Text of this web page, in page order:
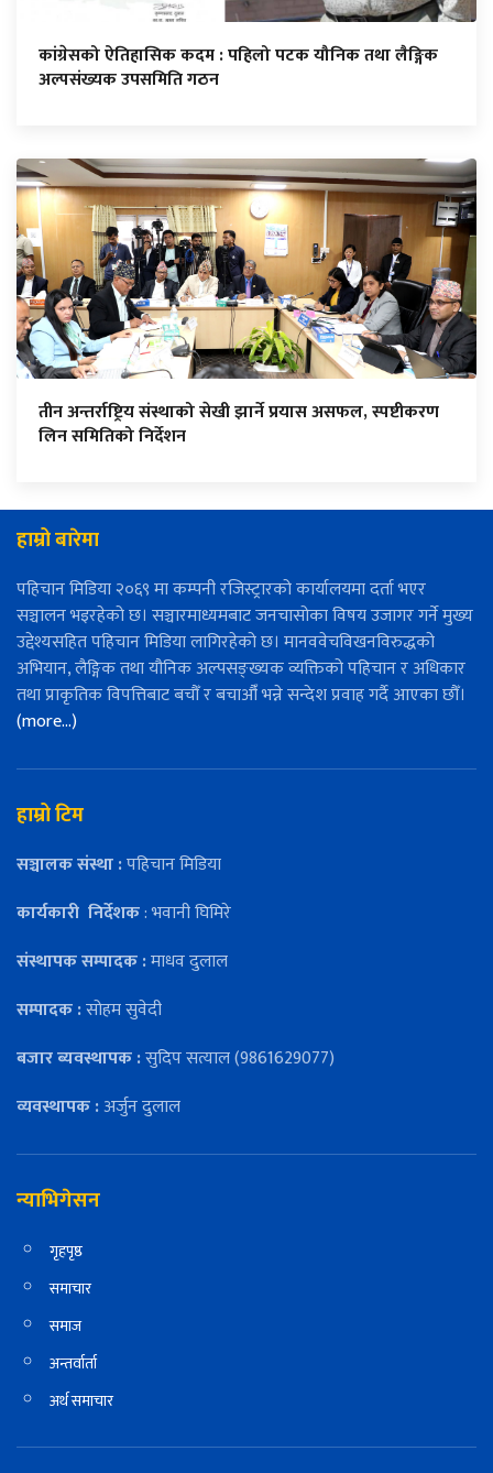
कांग्रेसको ऐतिहासिक कदम : पहिलो पटक यौनिक तथा लैङ्गिक
अल्पसंख्यक उपसमिति गठन
तीन अन्तर्राष्ट्रिय संस्थाको सेखी झार्ने प्रयास असफल, स्पष्टीकरण
लिन समितिको निर्देशन
हाम्रो बारेमा
पहिचान मिडिया २०६९ मा कम्पनी रजिस्ट्रारको कार्यालयमा दर्ता भएर
सञ्चालन भइरहेको छ। सञ्चारमाध्यमबाट जनचासोका विषय उजागर गर्ने मुख्य
उद्देश्यसहित पहिचान मिडिया लागिरहेको छ। मानववेचविखनविरुद्धको
अभियान, लैङ्गिक तथा यौनिक अल्पसङ्ख्यक व्यक्तिको पहिचान र अधिकार
तथा प्राकृतिक विपत्तिबाट बचौँ र बचाऔँ भन्ने सन्देश प्रवाह गर्दै आएका छौँ।
(more…)
हाम्रो टिम
सञ्चालक संस्था :पहिचान मिडिया
कार्यकारी निर्देशक: भवानी घिमिरे
संस्थापक सम्पादक :माधव दुलाल
सम्पादक :सोहम सुवेदी
बजार ब्यवस्थापक :सुदिप सत्याल (9861629077)
व्यवस्थापक :अर्जुन दुलाल
न्याभिगेसन
गृहपृष्ठ
समाचार
समाज
अन्तर्वार्ता
अर्थ समाचार